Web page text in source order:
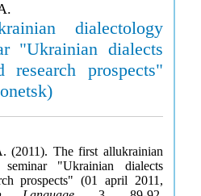
dialectology
"Ukrainian dialects
research prospects"
(2011). The first allukrainian
"Ukrainian dialects
prospects" (01 april 2011,